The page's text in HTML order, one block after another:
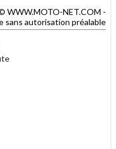
WWW.MOTO-NET.COM -
sans autorisation préalable